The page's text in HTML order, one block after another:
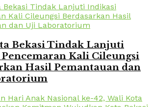
Bekasi Tindak Lanjuti
Kali Cileungsi
Hasil Pemantauan dan